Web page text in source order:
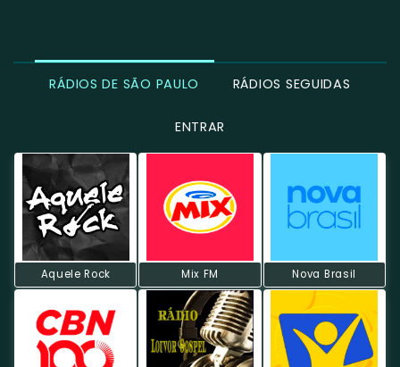
RÁDIOS DE SÃO PAULO RÁDIOS SEGUIDAS
ENTRAR
Aquele Rock Mix FM Nova Brasil